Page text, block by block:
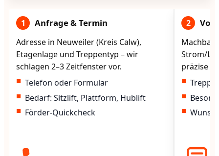
1 Anfrage & Termin
Adresse in Neuweiler (Kreis Calw),
Etagenlage und Treppentyp – wir
schlagen 2–3 Zeitfenster vor.
Telefon oder Formular
Bedarf: Sitzlift, Plattform, Hublift
Förder-Quickcheck
2
Strom/
präzise